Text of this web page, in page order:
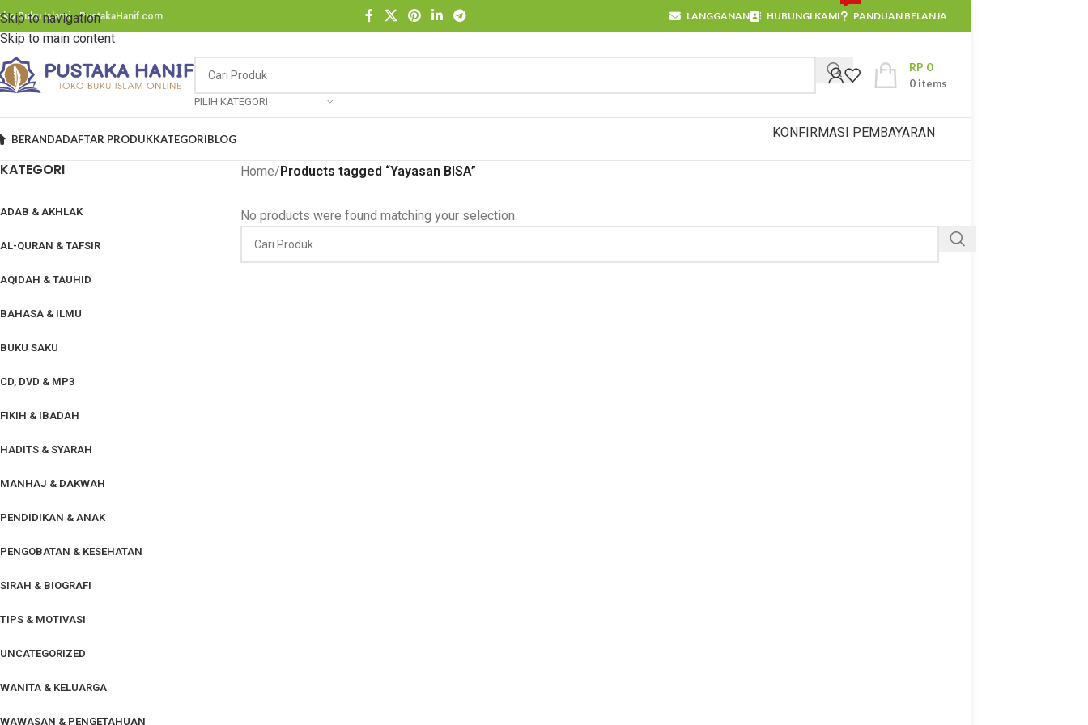
Skip to navigation
Skip to main content
Buku Islami - PustakaHanif.com LANGGANAN HUBUNGI KAMI PANDUAN BELANJA
PILIH KATEGORI
0 items
RP 0
BERANDADAFTAR PRODUKKATEGORIBLOG KONFIRMASI PEMBAYARAN
KATEGORI
ADAB & AKHLAK
AL-QURAN & TAFSIR
AQIDAH & TAUHID
BAHASA & ILMU
BUKU SAKU
CD, DVD & MP3
FIKIH & IBADAH
HADITS & SYARAH
MANHAJ & DAKWAH
PENDIDIKAN & ANAK
PENGOBATAN & KESEHATAN
SIRAH & BIOGRAFI
TIPS & MOTIVASI
UNCATEGORIZED
WANITA & KELUARGA
WAWASAN & PENGETAHUAN
Home/Products tagged “Yayasan BISA”
No products were found matching your selection.